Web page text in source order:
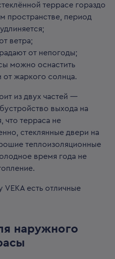
террасе гораздо
пространстве, период
ветра;
от непогоды;
можно оснастить
жаркого солнца.
из двух частей —
выхода на
что терраса не
стеклянные двери на
теплоизоляционные
время года не
VEKA есть отличные
наружного